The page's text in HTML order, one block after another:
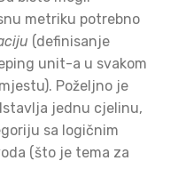
metriku potrebno
(definisanje
unit-a u svakom
Poželjno je
jednu cjelinu,
sa logičnim
(što je tema za
članak).